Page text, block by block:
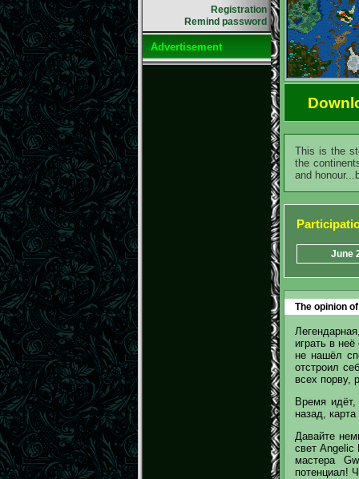
Registration
Remind password
Advertisement
This is the
the
and
June
The opinion
играть в
не нашёл
отстроил
всех порву,
Время
назад,
Давайте
свет Angelic
мастера
потенциал!